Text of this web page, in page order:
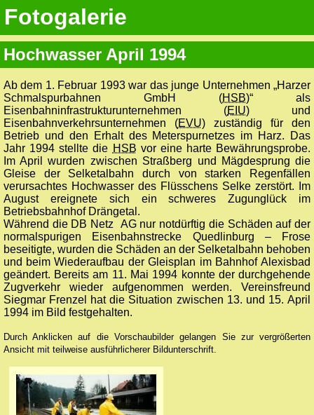
Fotogalerie
Hochwasser April 1994
Ab dem 1. Februar 1993 war das junge Unternehmen „Harzer
Schmalspurbahnen GmbH (HSB)“ als
Eisenbahninfrastrukturunternehmen (EIU) und
Eisenbahnverkehrsunternehmen (EVU) zuständig für den
Betrieb und den Erhalt des Meterspurnetzes im Harz. Das
Jahr 1994 stellte die HSB vor eine harte Bewährungsprobe.
Im April wurden zwischen Straßberg und Mägdesprung die
Gleise der Selketalbahn durch von starken Regenfällen
verursachtes Hochwasser des Flüsschens Selke zerstört. Im
August ereignete sich ein schweres Zugunglück im
Betriebsbahnhof Drängetal.
Während die DB Netz AG nur notdürftig die Schäden auf der
normalspurigen Eisenbahnstrecke Quedlinburg – Frose
beseitigte, wurden die Schäden an der Selketalbahn behoben
und beim Wiederaufbau der Gleisplan im Bahnhof Alexisbad
geändert. Bereits am 11. Mai 1994 konnte der durchgehende
Zugverkehr wieder aufgenommen werden. Vereinsfreund
Siegmar Frenzel hat die Situation zwischen 13. und 15. April
1994 im Bild festgehalten.
Durch Anklicken auf die Vorschaubilder gelangen Sie zur vergrößerten
Ansicht mit teilweise ausführlicherer Bildunterschrift.